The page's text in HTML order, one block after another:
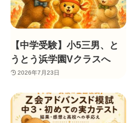
【中学受験】小5三男、と
うとう浜学園Vクラスへ
2026年7月23日